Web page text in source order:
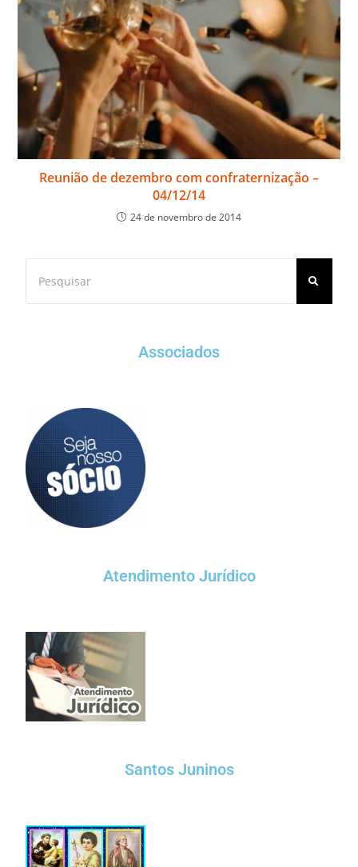
Reunião de dezembro com confraternização –
04/12/14
24 de novembro de 2014
Associados
Atendimento Jurídico
Santos Juninos